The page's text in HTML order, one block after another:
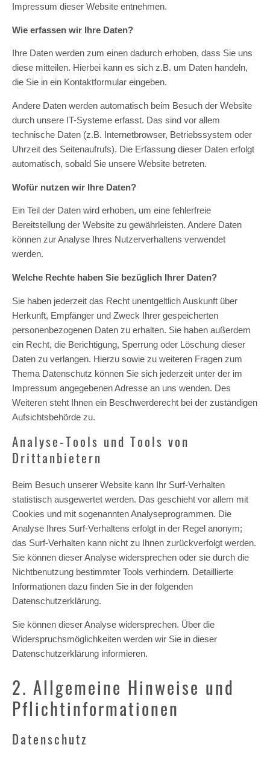
Impressum dieser Website entnehmen.
Wie erfassen wir Ihre Daten?
Ihre Daten werden zum einen dadurch erhoben, dass Sie uns
diese mitteilen. Hierbei kann es sich z.B. um Daten handeln,
die Sie in ein Kontaktformular eingeben.
Andere Daten werden automatisch beim Besuch der Website
durch unsere IT-Systeme erfasst. Das sind vor allem
technische Daten (z.B. Internetbrowser, Betriebssystem oder
Uhrzeit des Seitenaufrufs). Die Erfassung dieser Daten erfolgt
automatisch, sobald Sie unsere Website betreten.
Wofür nutzen wir Ihre Daten?
Ein Teil der Daten wird erhoben, um eine fehlerfreie
Bereitstellung der Website zu gewährleisten. Andere Daten
können zur Analyse Ihres Nutzerverhaltens verwendet
werden.
Welche Rechte haben Sie bezüglich Ihrer Daten?
Sie haben jederzeit das Recht unentgeltlich Auskunft über
Herkunft, Empfänger und Zweck Ihrer gespeicherten
personenbezogenen Daten zu erhalten. Sie haben außerdem
ein Recht, die Berichtigung, Sperrung oder Löschung dieser
Daten zu verlangen. Hierzu sowie zu weiteren Fragen zum
Thema Datenschutz können Sie sich jederzeit unter der im
Impressum angegebenen Adresse an uns wenden. Des
Weiteren steht Ihnen ein Beschwerderecht bei der zuständigen
Aufsichtsbehörde zu.
Analyse-Tools und Tools von
Drittanbietern
Beim Besuch unserer Website kann Ihr Surf-Verhalten
statistisch ausgewertet werden. Das geschieht vor allem mit
Cookies und mit sogenannten Analyseprogrammen. Die
Analyse Ihres Surf-Verhaltens erfolgt in der Regel anonym;
das Surf-Verhalten kann nicht zu Ihnen zurückverfolgt werden.
Sie können dieser Analyse widersprechen oder sie durch die
Nichtbenutzung bestimmter Tools verhindern. Detaillierte
Informationen dazu finden Sie in der folgenden
Datenschutzerklärung.
Sie können dieser Analyse widersprechen. Über die
Widerspruchsmöglichkeiten werden wir Sie in dieser
Datenschutzerklärung informieren.
2. Allgemeine Hinweise und
Pflichtinformationen
Datenschutz